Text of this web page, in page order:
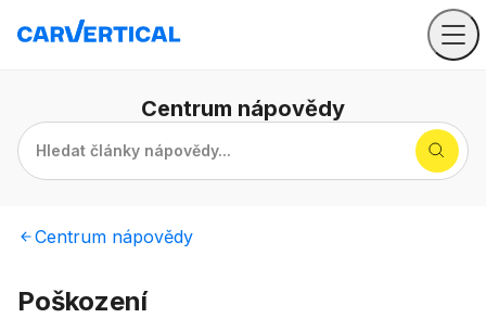
Centrum nápovědy
Hledat články nápovědy...
Centrum nápovědy
Poškození